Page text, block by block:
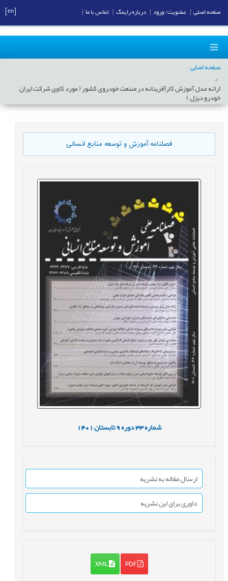
صفحه اصلی
ارائه مدل آموزش کارآفرینانه در صنعت خودروی کشور ( مورد کاوی شرکت ایران
خودرو دیزل )
فصلنامه آموزش و توسعه منابع انسانی
شماره33 دوره9 تابستان1401
ارسال مقاله به نشریه
داوری برای این نشریه
PDF
XML
صفحه اصلی عضویت/ ورود درباره رایمگ تماس با ما